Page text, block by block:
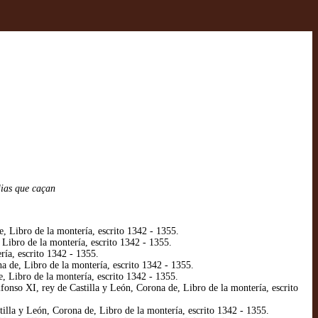
que caçan
Libro de la montería, escrito 1342 - 1355.
de la montería, escrito 1342 - 1355.
escrito 1342 - 1355.
de, Libro de la montería, escrito 1342 - 1355.
Libro de la montería, escrito 1342 - 1355.
XI, rey de Castilla y León, Corona de, Libro de la montería, escrito
y León, Corona de, Libro de la montería, escrito 1342 - 1355.